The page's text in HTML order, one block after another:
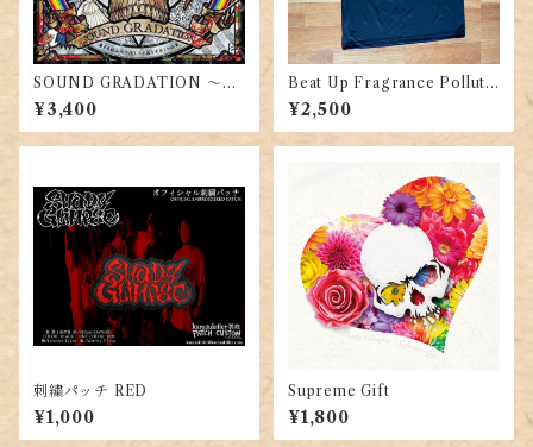
SOUND GRADATION ～凍
える枯山吹の侘しさと茜さす
キミへの章～
¥3,400
Beat Up Fragrance Polluti
on T-shirt
¥2,500
刺繍パッチ RED
¥1,000
Supreme Gift
¥1,800